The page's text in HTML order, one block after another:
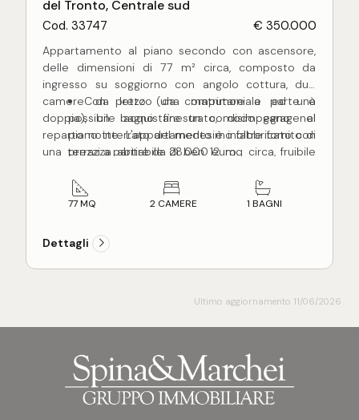
del Tronto, Centrale sud
Cod. 33747 € 350.000
Appartamento al piano secondo con ascensore,
delle dimensioni di 77 m² circa, composto da
ingresso su soggiorno con angolo cottura, due
camere da letto (una matrimoniale ed una
doppia), un bagno finestrato, disimpegno nel
reparto notte. L'appartamento è inoltre fornito di
una terrazza abitabile di ben 12 mq circa, fruibile
L'appartamento, in corso di costruzione, sarà
terminato per Giugno 2028 con rifiniture a scelta
o Grace porcellanato, infissi in alluminio certificati,
impianto di riscaldamento a pavimento, impianto
di climatizzazione caldo e freddo con split in ogni
citofono smart con risposta da smartphone,
Localizzato all'interno del complesso residenziale
Marina Living, posto nella servita zona di San Pio X
e non distante dalla spiaggia, in un contesto di
verde ed eleganza.
Con prezzo da computare a parte è
possibile acquistare un comodo garage al
piano interrato del medesimo fabbricato con
prezzi a partire da 28.000 euro.
dell'acquirente.
77 MQ 2 CAMERE 1 BAGNI
Dettagli
Ultimo aggiornamento 11/06/2026